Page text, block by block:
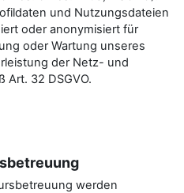
und Nutzungsdateien
oder anonymisiert für
oder Wartung unseres
der Netz- und
Art. 32 DSGVO.
werden